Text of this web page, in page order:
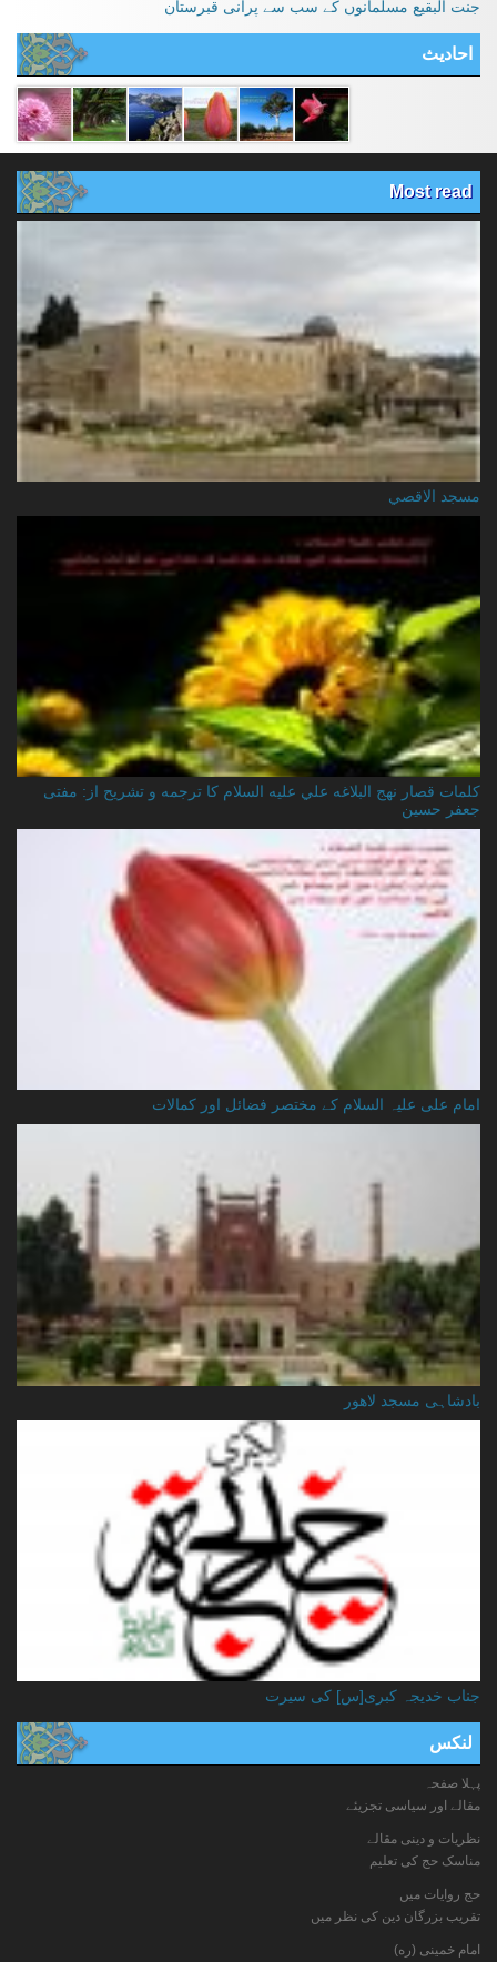
جنت البقیع مسلمانوں کے سب سے پرانی قبرستان
احادیث
Most read
مسجد الاقصي
کلمات قصار نهج البلاغه علي عليه السلام کا ترجمه و تشریح از: مفتی
جعفر حسین
امام علی علیہ السلام کے مختصر فضائل اور کمالات
بادشاہی مسجد لاهور
جناب خدیجہ کبری[س] کی سیرت
لنکس
پہلا صفحہ
مقالے اور سیاسی تجزیئے
نظریات و دینی مقالے
مناسک حج کی تعلیم
حج روایات میں
تقریب بزرگان دین کی نظر میں
امام خمینی (ره)